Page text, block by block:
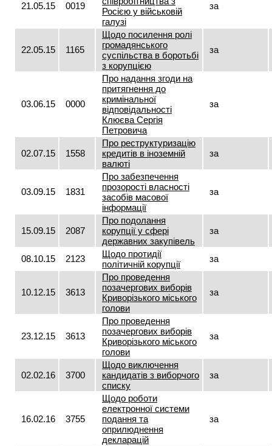
21.05.15 0019
Росією у військовій
галузі
за
22.05.15 1165
Щодо посилення ролі
громадянського
суспільства в боротьбі
з корупцією
за
03.06.15 0000
Про надання згоди на
притягнення до
кримінальної
відповідальності
Клюєва Сергія
Петровича
за
02.07.15 1558
Про реструктуризацію
кредитів в іноземній
валюті
за
03.09.15 1831
Про забезпечення
прозорості власності
засобів масової
інформації
за
15.09.15 2087
Про подолання
корупції у сфері
державних закупівель
за
08.10.15 2123
Щодо протидії
політичній корупції
за
10.12.15 3613
Про проведення
позачергових виборів
Криворізького міського
голови
за
23.12.15 3613
Про проведення
позачергових виборів
Криворізького міського
голови
за
02.02.16 3700
Щодо виключення
кандидатів з виборчого
списку
за
16.02.16 3755
Щодо роботи
електронної системи
подання та
оприлюднення
декларацій
за